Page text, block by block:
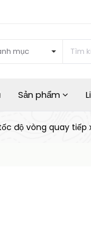
mục
Sản phẩm
độ vòng quay tiếp